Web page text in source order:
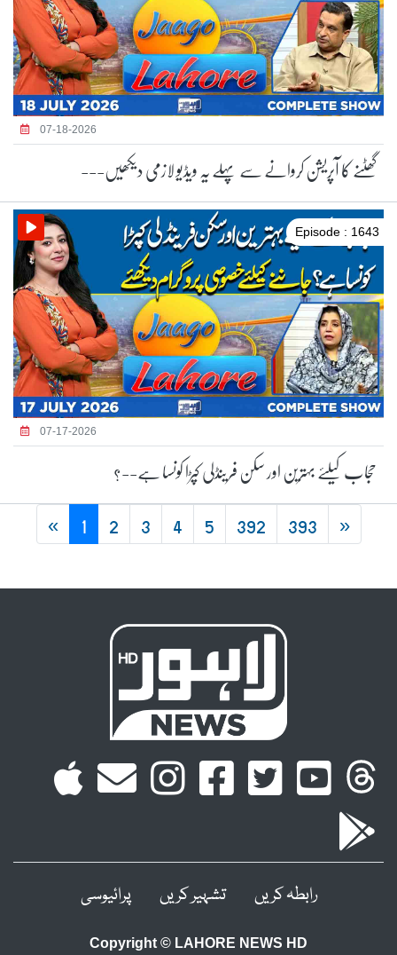
07-18-2026
گھٹنے کا آپریشن کروانے سے پہلے یہ ویڈیو لازمی دیکھیں---
Episode : 1643
07-17-2026
حجاب کیلئے بہترین اور سکن فرینڈلی کپڑا کونسا ہے--؟
« 1 2 3 4 5 392 393 »
رابطہ کریں تشہیر کریں پرائیوسی
Copyright © LAHORE NEWS HD